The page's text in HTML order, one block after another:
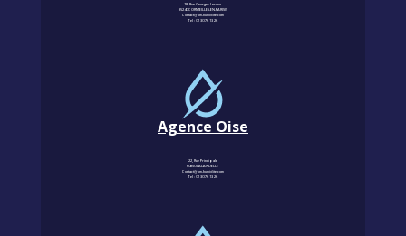
18, Rue Georges Leroux
95240 CORMEILLES-EN-PARISIS
Contact@km-humidite.com
Tel :01 30 76 13 26
Agence Oise
22, Rue Principale
60850 LALANDELLE
Contact@km-humidite.com
Tel :01 30 76 13 26